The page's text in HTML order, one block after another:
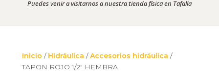
Puedes venir a visitarnos a nuestra tienda física en Tafalla
Inicio / Hidráulica /Accesorios hidráulica /
TAPON ROJO 1/2″ HEMBRA